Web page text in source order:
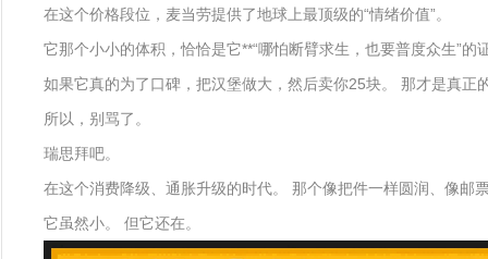
在这个价格段位，麦当劳提供了地球上最顶级的“情绪价值”。
它那个小小的体积，恰恰是它**“哪怕断臂求生，也要普度众生”的
如果它真的为了口碑，把汉堡做大，然后卖你25块。 那才是真
所以，别骂了。
瑞思拜吧。
在这个消费降级、通胀升级的时代。 那个像把件一样圆润、像
它虽然小。 但它还在。